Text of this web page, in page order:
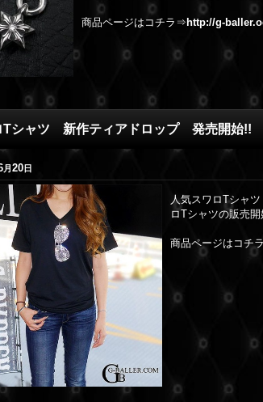
商品ページはコチラ⇒ http://g-
Tシャツ 新作ティアドロップ 発売開始!!
月20日
人気スワロTシャ
ロTシャツの販売
商品ページはコチ